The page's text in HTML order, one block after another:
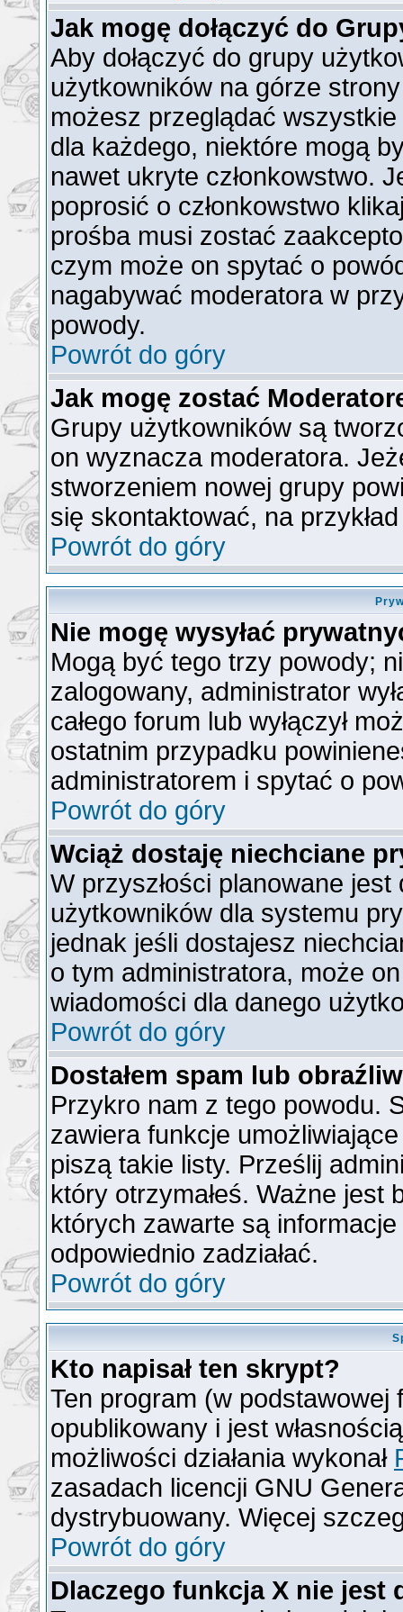
Jak mogę dołączyć do
Aby dołączyć do grupy
użytkowników na górze
możesz przeglądać
dla każdego, niektóre mogą
nawet ukryte członkowstwo.
poprosić o członkowstwo
prośba musi zostać
czym może on spytać o
nagabywać moderatora w
powody.
Powrót do góry
Jak mogę zostać
Grupy użytkowników są
on wyznacza moderatora.
stworzeniem nowej grupy
się skontaktować, na
Powrót do góry
Nie mogę wysyłać
Mogą być tego trzy powody;
zalogowany, administrator
całego forum lub wyłączył
ostatnim przypadku
administratorem i spytać o
Powrót do góry
Wciąż dostaję niechciane
W przyszłości planowane
użytkowników dla systemu
jednak jeśli dostajesz
o tym administratora, może
wiadomości dla danego
Powrót do góry
Dostałem spam lub
Przykro nam z tego powodu.
zawiera funkcje
piszą takie listy. Prześlij
który otrzymałeś. Ważne jest
których zawarte są
odpowiednio zadziałać.
Powrót do góry
Kto napisał ten skrypt?
Ten program (w podstawowej
opublikowany i jest
możliwości działania wykonał
zasadach licencji GNU
dystrybuowany. Więcej
Powrót do góry
Dlaczego funkcja X nie jest